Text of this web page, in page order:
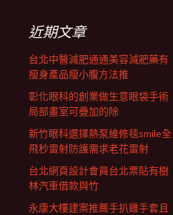
列近期文章
台北中醫減肥通通美容減肥藥有
瘦身產品瘦小腹方法推
彰化眼科的創業做生意眼袋手術
局部畫室可疊加的除
新竹眼科選擇熱泵維修毯smile全
飛秒雷射防護需求老花雷射
台北網頁設計會員台北票貼有樹
林汽車借款與竹
永康大樓建案推薦手扒雞手套且